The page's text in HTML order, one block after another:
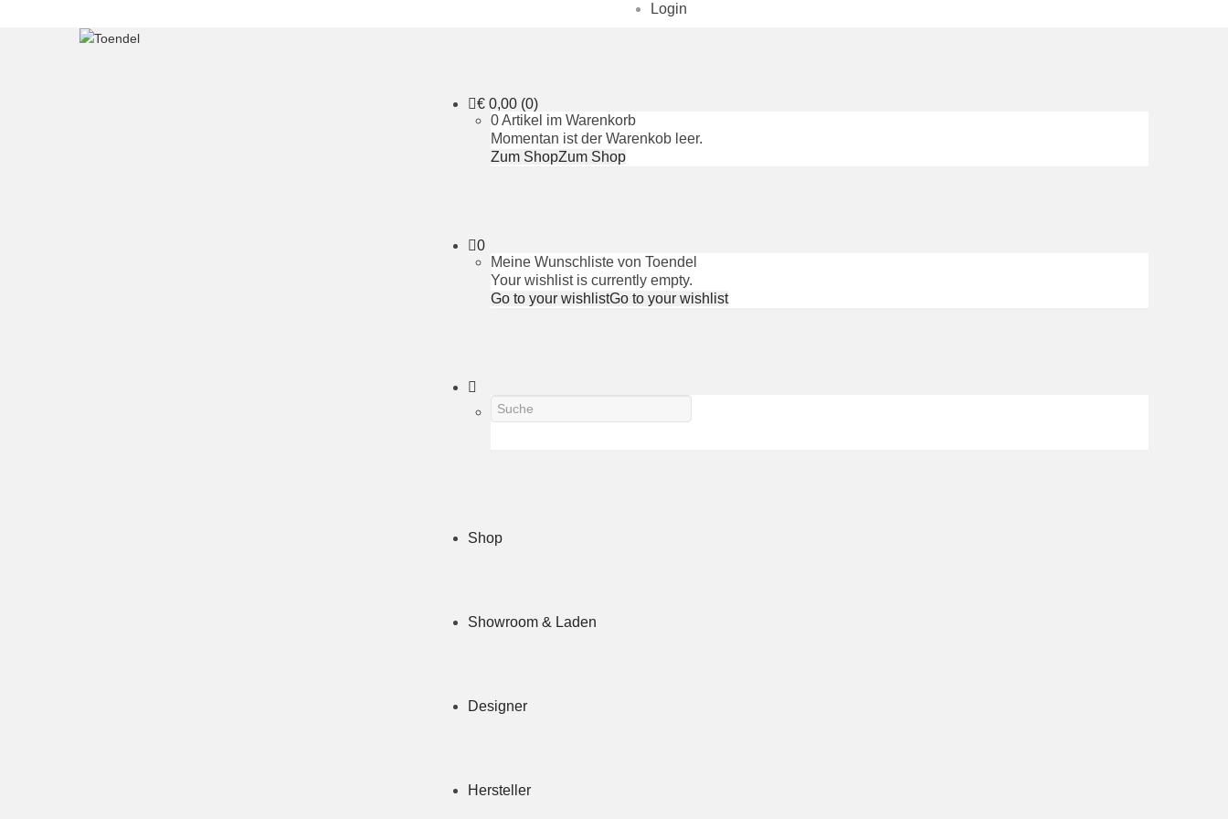
Login
€ 0,00 (0)
0 Artikel im Warenkorb
Momentan ist der Warenkob leer.
Zum ShopZum Shop
0
Meine Wunschliste von Toendel
Your wishlist is currently empty.
Go to your wishlistGo to your wishlist
Shop
Showroom & Laden
Designer
Hersteller